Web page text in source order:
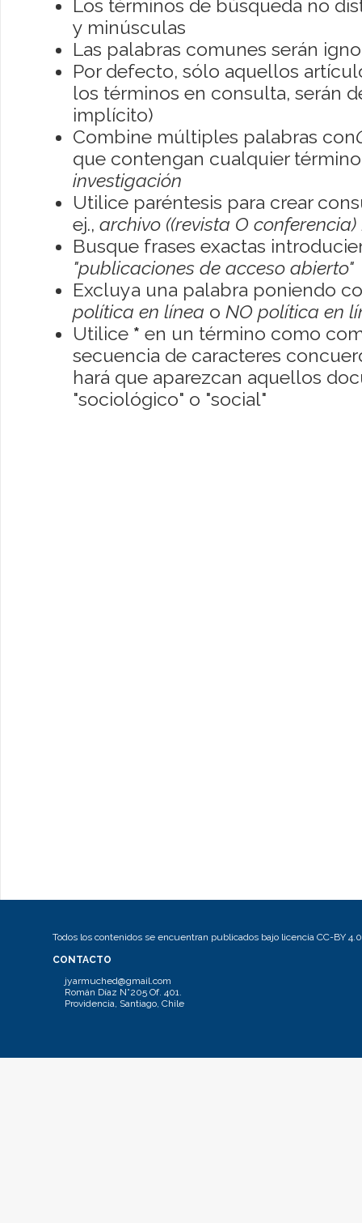
Los términos de búsqueda no
y minúsculas
Las palabras comunes serán
Por defecto, sólo aquellos
los términos en consulta, serán
implícito)
Combine múltiples palabras con
que contengan cualquier
investigación
Utilice paréntesis para crear
ej., archivo ((revista O conferencia)
Busque frases exactas
"publicaciones de acceso abierto"
Excluya una palabra poniendo
política en línea o NO política en
Utilice * en un término como
secuencia de caracteres
hará que aparezcan aquellos
"sociológico" o "social"
Todos los contenidos se encuentran publicados bajo licencia CC-BY 4.0
CONTACTO
jyarmuched@gmail.com
Román Díaz N°205 Of. 401.
Providencia, Santiago, Chile